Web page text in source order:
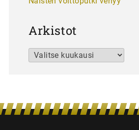
Arkistot
Arkistot